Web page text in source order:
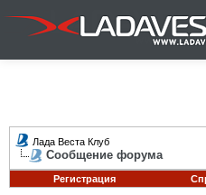
Лада Веста Клуб
Сообщение форума
Регистрация